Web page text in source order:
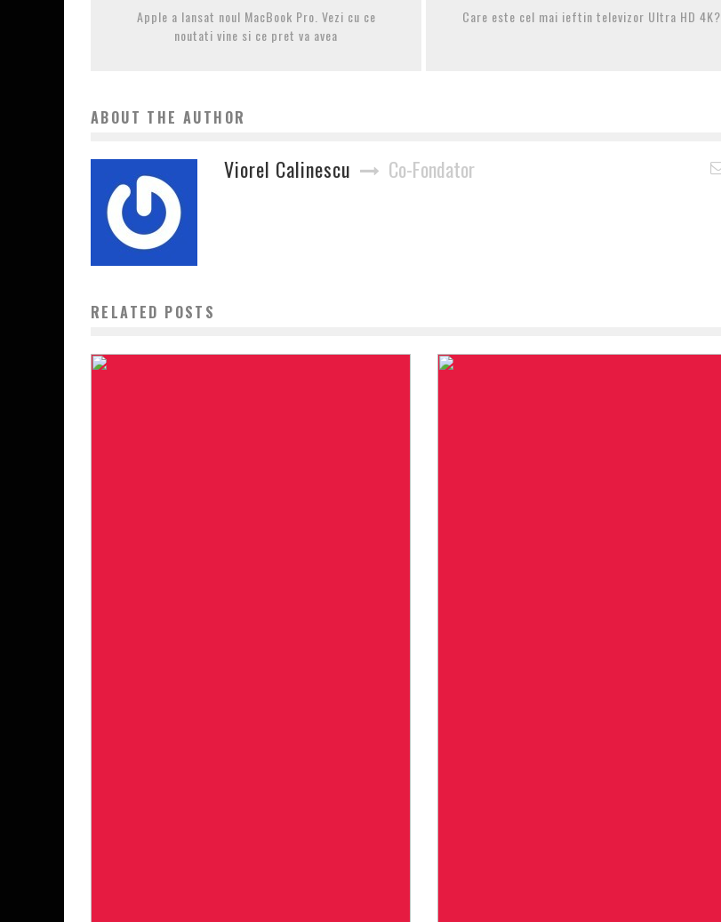
Apple a lansat noul MacBook Pro. Vezi cu ce
noutati vine si ce pret va avea
Care este cel mai ieftin televizor Ultra HD 4K?
ABOUT THE AUTHOR
Viorel Calinescu Co-Fondator
RELATED POSTS